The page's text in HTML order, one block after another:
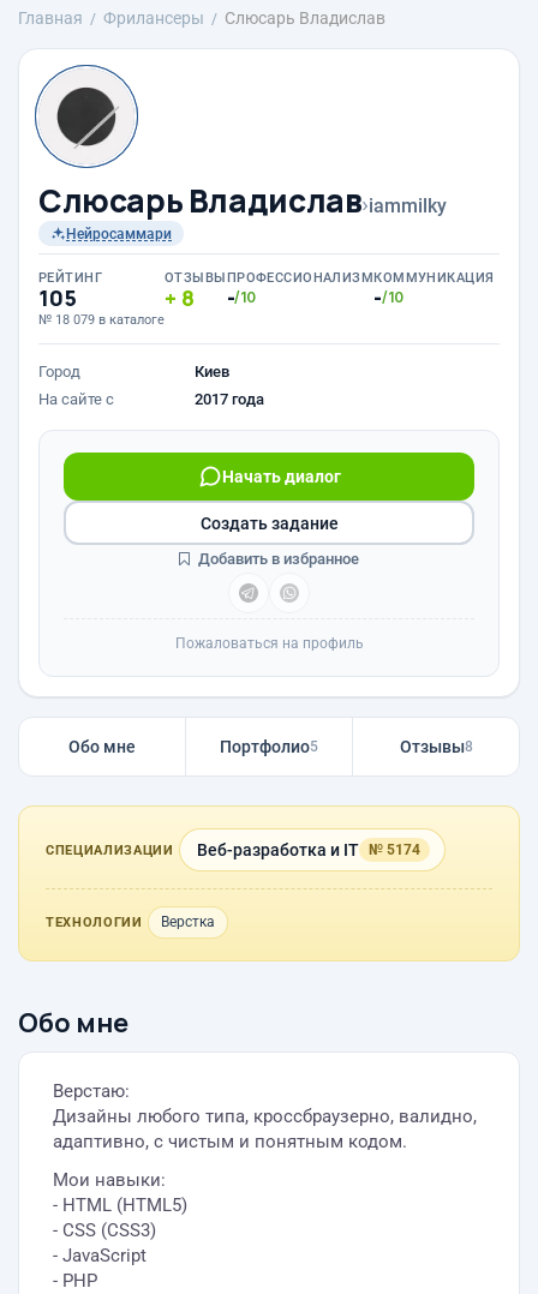
Главная Фрилансеры Слюсарь Владислав
Слюсарь Владислав›iammilky
Нейросаммари
РЕЙТИНГ
105
№ 18 079 в каталоге
ОТЗЫВЫ
8
ПРОФЕССИОНАЛИЗМ
-/10
КОММУНИКАЦИЯ
-/10
Город
Киев
На сайте с
2017 года
Начать диалог
Создать задание
Добавить в избранное
Пожаловаться на профиль
Обо мне Портфолио5 Отзывы8
СПЕЦИАЛИЗАЦИИ Веб-разработка и IT № 5174
ТЕХНОЛОГИИ Верстка
Обо мне
Верстаю:
Дизайны любого типа, кроссбраузерно, валидно,
адаптивно, с чистым и понятным кодом.
Мои навыки:
- HTML (HTML5)
- CSS (CSS3)
- JavaScript
- PHP